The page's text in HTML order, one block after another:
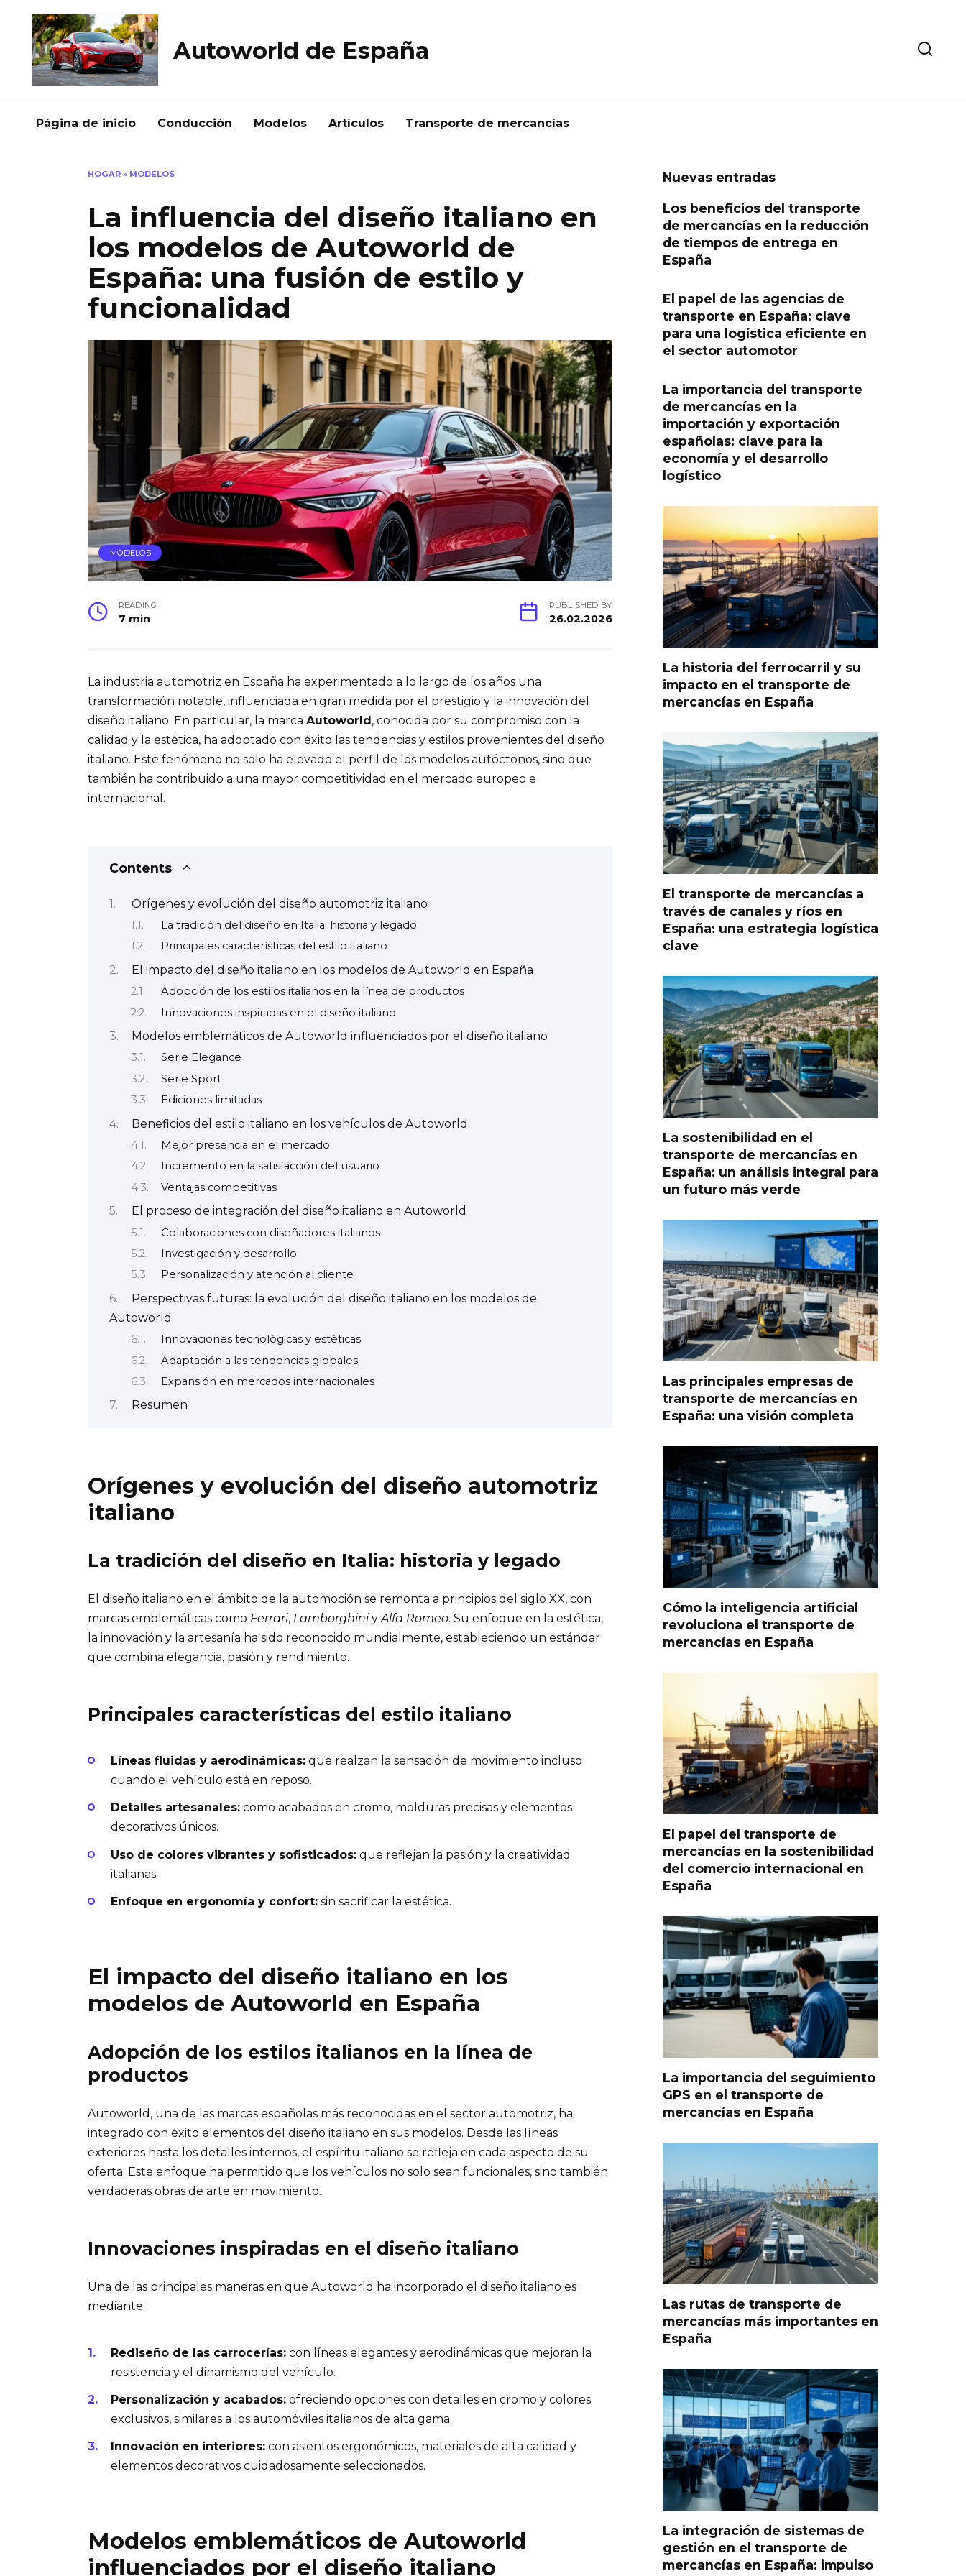
content
Autoworld de España
Página de inicio Conducción Modelos Artículos Transporte de mercancías
HOGAR » MODELOS
La influencia del diseño italiano en
los modelos de Autoworld de
España: una fusión de estilo y
funcionalidad
MODELOS
READING
7 min
PUBLISHED BY
26.02.2026
La industria automotriz en España ha experimentado a lo largo de los años una
transformación notable, influenciada en gran medida por el prestigio y la innovación del
diseño italiano. En particular, la marca Autoworld, conocida por su compromiso con la
calidad y la estética, ha adoptado con éxito las tendencias y estilos provenientes del diseño
italiano. Este fenómeno no solo ha elevado el perfil de los modelos autóctonos, sino que
también ha contribuido a una mayor competitividad en el mercado europeo e
internacional.
Contents
Orígenes y evolución del diseño automotriz italiano
La tradición del diseño en Italia: historia y legado
Principales características del estilo italiano
El impacto del diseño italiano en los modelos de Autoworld en España
Adopción de los estilos italianos en la línea de productos
Innovaciones inspiradas en el diseño italiano
Modelos emblemáticos de Autoworld influenciados por el diseño italiano
Serie Elegance
Serie Sport
Ediciones limitadas
Beneficios del estilo italiano en los vehículos de Autoworld
Mejor presencia en el mercado
Incremento en la satisfacción del usuario
Ventajas competitivas
El proceso de integración del diseño italiano en Autoworld
Colaboraciones con diseñadores italianos
Investigación y desarrollo
Personalización y atención al cliente
Perspectivas futuras: la evolución del diseño italiano en los modelos de
Autoworld
Innovaciones tecnológicas y estéticas
Adaptación a las tendencias globales
Expansión en mercados internacionales
Resumen
Orígenes y evolución del diseño automotriz
italiano
La tradición del diseño en Italia: historia y legado
El diseño italiano en el ámbito de la automoción se remonta a principios del siglo XX, con
marcas emblemáticas como Ferrari, LamborghiniyAlfa Romeo. Su enfoque en la estética,
la innovación y la artesanía ha sido reconocido mundialmente, estableciendo un estándar
que combina elegancia, pasión y rendimiento.
Principales características del estilo italiano
Líneas fluidas y aerodinámicas: que realzan la sensación de movimiento incluso
cuando el vehículo está en reposo.
Detalles artesanales: como acabados en cromo, molduras precisas y elementos
decorativos únicos.
Uso de colores vibrantes y sofisticados: que reflejan la pasión y la creatividad
italianas.
Enfoque en ergonomía y confort: sin sacrificar la estética.
El impacto del diseño italiano en los
modelos de Autoworld en España
Adopción de los estilos italianos en la línea de
productos
Autoworld, una de las marcas españolas más reconocidas en el sector automotriz, ha
integrado con éxito elementos del diseño italiano en sus modelos. Desde las líneas
exteriores hasta los detalles internos, el espíritu italiano se refleja en cada aspecto de su
oferta. Este enfoque ha permitido que los vehículos no solo sean funcionales, sino también
verdaderas obras de arte en movimiento.
Innovaciones inspiradas en el diseño italiano
Una de las principales maneras en que Autoworld ha incorporado el diseño italiano es
mediante:
Rediseño de las carrocerías: con líneas elegantes y aerodinámicas que mejoran la
resistencia y el dinamismo del vehículo.
Personalización y acabados: ofreciendo opciones con detalles en cromo y colores
exclusivos, similares a los automóviles italianos de alta gama.
Innovación en interiores: con asientos ergonómicos, materiales de alta calidad y
elementos decorativos cuidadosamente seleccionados.
Modelos emblemáticos de Autoworld
influenciados por el diseño italiano
Nuevas entradas
Los beneficios del transporte
de mercancías en la reducción
de tiempos de entrega en
España
El papel de las agencias de
transporte en España: clave
para una logística eficiente en
el sector automotor
La importancia del transporte
de mercancías en la
importación y exportación
españolas: clave para la
economía y el desarrollo
logístico
La historia del ferrocarril y su
impacto en el transporte de
mercancías en España
El transporte de mercancías a
través de canales y ríos en
España: una estrategia logística
clave
La sostenibilidad en el
transporte de mercancías en
España: un análisis integral para
un futuro más verde
Las principales empresas de
transporte de mercancías en
España: una visión completa
Cómo la inteligencia artificial
revoluciona el transporte de
mercancías en España
El papel del transporte de
mercancías en la sostenibilidad
del comercio internacional en
España
La importancia del seguimiento
GPS en el transporte de
mercancías en España
Las rutas de transporte de
mercancías más importantes en
España
La integración de sistemas de
gestión en el transporte de
mercancías en España: impulso